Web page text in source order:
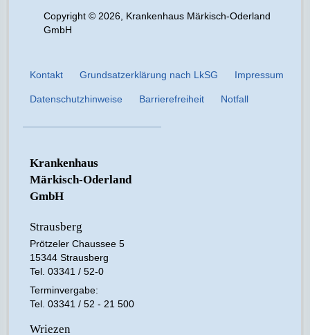
Copyright © 2026, Krankenhaus Märkisch-Oderland
GmbH
Kontakt Grundsatzerklärung nach LkSG Impressum
Datenschutzhinweise Barrierefreiheit Notfall
Krankenhaus
Märkisch-Oderland
GmbH
Strausberg
Prötzeler Chaussee 5
15344 Strausberg
Tel. 03341 / 52-0
Terminvergabe:
Tel. 03341 / 52 - 21 500
Wriezen